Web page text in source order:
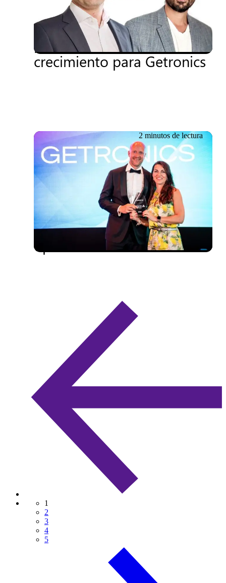
Los nombramientos
estratégicos marcan el
inicio de una nueva era de
crecimiento para Getronics
2 minutos de lectura
01.07.2025
Getronics, nombrada
«Mejor empresa para todo
tipo de talento 2025»
1
2
3
4
5